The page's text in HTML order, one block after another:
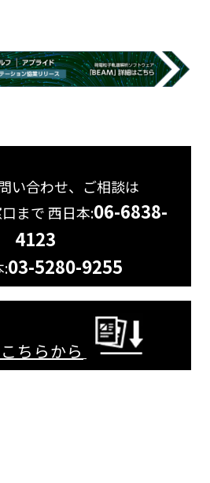
い合わせ、ご相談は
まで西日本:06-6838-
4123
:03-5280-9255
ちらから